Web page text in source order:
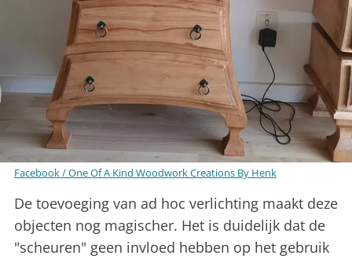
Facebook / One Of A Kind Woodwork Creations By Henk
De toevoeging van ad hoc verlichting maakt deze
objecten nog magischer. Het is duidelijk dat de
"scheuren" geen invloed hebben op het gebruik